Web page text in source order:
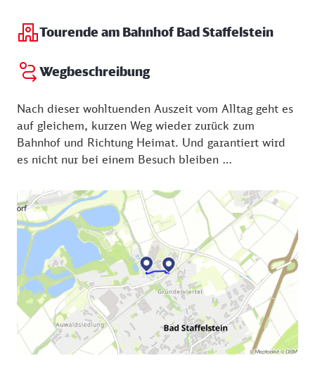
Kinder können die Therme aufgrund ihres hohen
Solegehaltes allerdings erst ab 10 Jahren in
Begleitung eines Erwachsenen besuchen, Ausnahme:
Rabatt: Bei Vorlage eines tagesaktuellen DB-Tickets
bietet die Therme einen Rabatt von 1 Euro auf den
Eintrittspreis.
Ehrentag bei Vorlage des Ausweises freien Eintritt
ins ThermenMeer und ins SaunaLand.
Tourende am Bahnhof Bad Staffelstein
Wegbeschreibung
Nach dieser wohltuenden Auszeit vom Alltag geht es
auf gleichem, kurzen Weg wieder zurück zum
Bahnhof und Richtung Heimat. Und garantiert wird
es nicht nur bei einem Besuch bleiben …